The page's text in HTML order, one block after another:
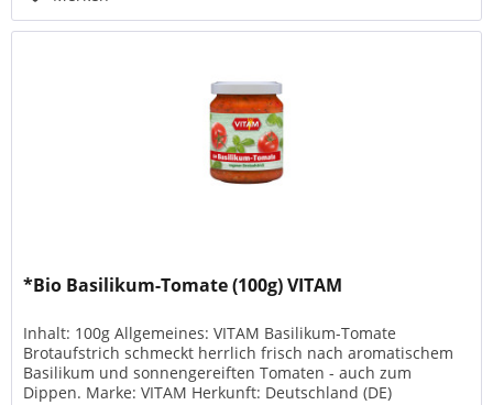
*Bio Basilikum-Tomate (100g) VITAM
Inhalt: 100g Allgemeines: VITAM Basilikum-Tomate
Brotaufstrich schmeckt herrlich frisch nach aromatischem
Basilikum und sonnengereiften Tomaten - auch zum
Dippen. Marke: VITAM Herkunft: Deutschland (DE)